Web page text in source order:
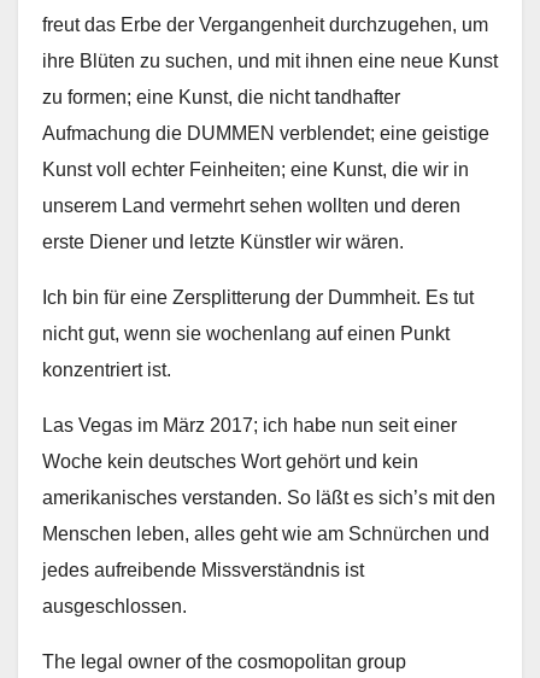
freut das Erbe der Vergangenheit durchzugehen, um
ihre Blüten zu suchen, und mit ihnen eine neue Kunst
zu formen; eine Kunst, die nicht tandhafter
Aufmachung die DUMMEN verblendet; eine geistige
Kunst voll echter Feinheiten; eine Kunst, die wir in
unserem Land vermehrt sehen wollten und deren
erste Diener und letzte Künstler wir wären.
Ich bin für eine Zersplitterung der Dummheit. Es tut
nicht gut, wenn sie wochenlang auf einen Punkt
konzentriert ist.
Las Vegas im März 2017; ich habe nun seit einer
Woche kein deutsches Wort gehört und kein
amerikanisches verstanden. So läßt es sich’s mit den
Menschen leben, alles geht wie am Schnürchen und
jedes aufreibende Missverständnis ist
ausgeschlossen.
The legal owner of the cosmopolitan group